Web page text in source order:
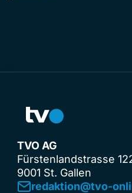
TVO AG
Fürstenlandstrasse
9001 St. Gallen
redaktion@tvo-